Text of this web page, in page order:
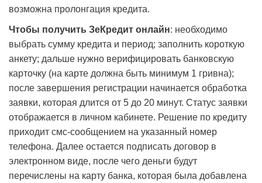
возможна пролонгация кредита.
Чтобы получить ЗеКредит онлайн: необходимо
выбрать сумму кредита и период; заполнить короткую
анкету; дальше нужно верифицировать банковскую
карточку (на карте должна быть минимум 1 гривна);
после завершения регистрации начинается обработка
заявки, которая длится от 5 до 20 минут. Статус заявки
отображается в личном кабинете. Решение по кредиту
приходит смс-сообщением на указанный номер
телефона. Далее остается подписать договор в
электронном виде, после чего деньги будут
перечислены на карту банка, которая была добавлена